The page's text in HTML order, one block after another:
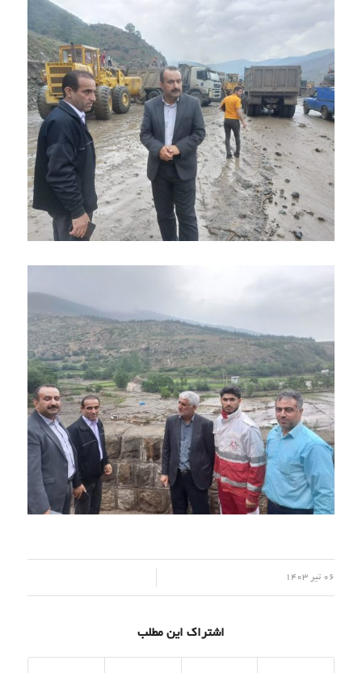
06 تیر 1403
اشتراک این مطلب